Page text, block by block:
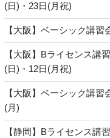
(日)・23日(月祝)
【大阪】ベーシック講
【大阪】Bライセンス講
(日)・12日(月祝)
【大阪】ベーシック講
(月)
【静岡】Bライセンス